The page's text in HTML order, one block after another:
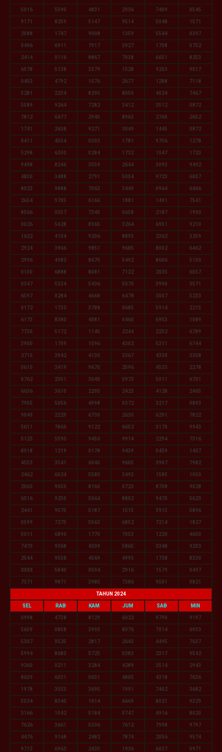
5016 5590 4831 2936 7409 0545
9171 8259 5147 9514 5048 1571
2088 1747 9008 1359 5544 0397
0496 6911 7917 3927 1708 0752
2414 0116 8867 7038 6651 8253
6578 5138 3379 1528 9203 9017
0453 4792 1076 2677 1288 7118
5281 2234 8295 8050 4024 7467
5589 9264 7282 3412 3512 0872
7812 6477 2945 8963 2760 2652
1741 2638 9271 3049 1445 0872
0411 4554 0303 1781 9756 1278
5298 6300 0284 1732 1047 1723
9498 8246 3559 2644 3093 9492
4830 3488 2791 5004 9723 6007
8023 9888 7063 3449 0964 6466
2654 9705 6166 1881 1491 7541
8566 0357 7345 0658 2187 1990
0026 5628 8365 3264 6951 9210
1622 4104 9206 8893 2362 3259
2924 3966 9851 9685 8002 6462
2996 4983 8670 5492 8606 5100
0100 6888 8081 7122 2035 6557
0347 5334 5436 5070 3990 3571
6597 0284 4668 6478 3007 5233
0172 1733 3788 0685 5914 2215
6173 8380 4081 0460 6953 1089
7730 5172 1145 2244 2232 6789
3900 1709 1596 4302 5311 6744
2710 3942 4130 3367 4330 3358
0610 3419 9670 2596 4533 2278
0762 2301 3040 0973 5011 6701
6636 3610 2295 2423 4128 2465
7955 5056 4998 0372 3217 0893
9049 2229 6730 2630 6291 7822
5611 7860 9122 6652 3170 9943
5123 5593 9456 9914 2294 7316
8918 1219 0178 9439 0459 1407
4553 3541 6040 9605 3907 7982
2462 6024 5585 3493 1585 1050
2063 9050 8160 0723 8708 9028
6516 9250 5064 8802 9470 5623
2441 9575 5187 1515 3915 5896
0599 7275 5563 6852 7214 1827
5011 6896 1770 7053 1220 4650
7473 9368 4309 5865 3348 9203
2544 9558 4569 4993 1738 8330
XXXX 5840 0594 2916 1579 0497
7371 9871 3985 7386 9501 0821
TAHUN 2024
SEL RAB KAM JUM SAB MIN
0998 4738 8129 6022 9790 9197
5659 0858 3993 8076 7014 6933
5307 0525 2817 2643 4495 7637
5994 8683 5725 0383 2317 9542
9260 0211 3284 4289 3514 2943
8639 6031 0631 4805 4318 7636
1978 3553 3695 1991 7402 3682
5534 8340 1014 6669 8021 9329
3166 1542 5184 0747 4916 8020
7626 3661 5306 7612 7998 9797
4476 9168 2482 7874 2056 9574
9713 6963 2435 1936 6037 0971